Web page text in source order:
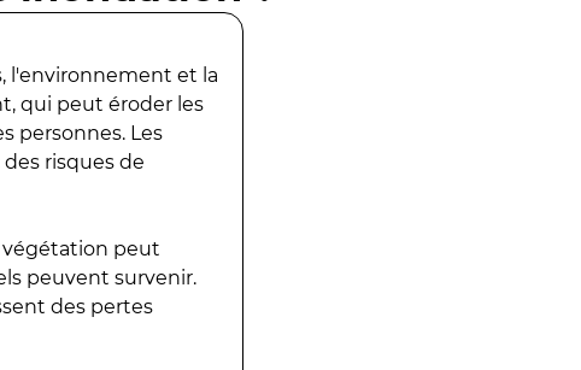
l'environnement et la
qui peut éroder les
personnes. Les
risques de
végétation peut
peuvent survenir.
des pertes